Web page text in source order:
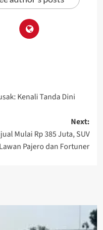
Kenali Tanda Dini
Next:
Mulai Rp 385 Juta, SUV
Pajero dan Fortuner